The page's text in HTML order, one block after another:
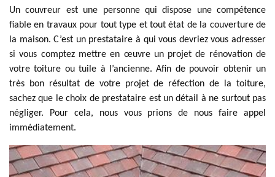
Un couvreur est une personne qui dispose une compétence
fiable en travaux pour tout type et tout état de la couverture de
la maison. C’est un prestataire à qui vous devriez vous adresser
si vous comptez mettre en œuvre un projet de rénovation de
votre toiture ou tuile à l’ancienne. Afin de pouvoir obtenir un
très bon résultat de votre projet de réfection de la toiture,
sachez que le choix de prestataire est un détail à ne surtout pas
négliger. Pour cela, nous vous prions de nous faire appel
immédiatement.